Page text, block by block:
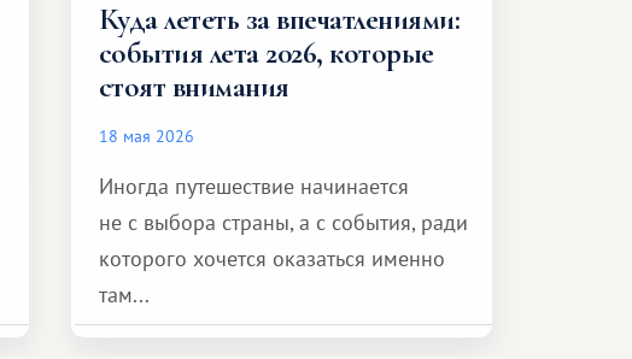
Куда лететь за впечатлениями:
события лета 2026, которые
стоят внимания
18 мая 2026
Иногда путешествие начинается
не с выбора страны, а с события, ради
которого хочется оказаться именно
там...